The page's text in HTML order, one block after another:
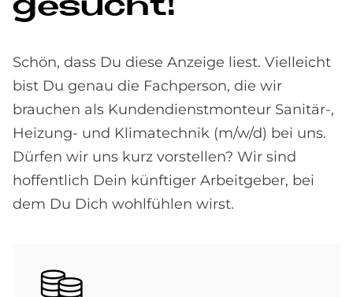
ge­su­cht!
Schön, dass Du diese Anzeige liest. Vielleicht
bist Du genau die Fachperson, die wir
brauchen als Kundendienstmonteur Sanitär-,
Heizung- und Klimatechnik (m/w/d) bei uns.
Dürfen wir uns kurz vorstellen? Wir sind
hoffentlich Dein künftiger Arbeitgeber, bei
dem Du Dich wohlfühlen wirst.
Bild